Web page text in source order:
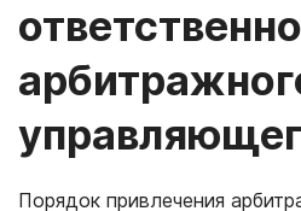
Порядок привлечения